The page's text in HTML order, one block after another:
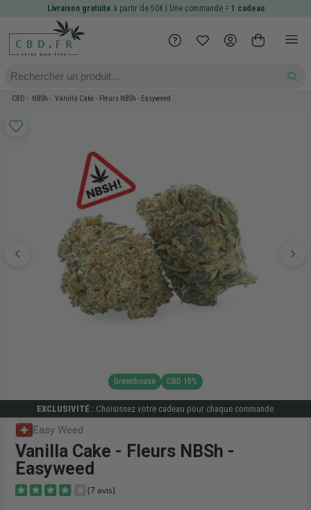
Livraison gratuite à partir de 50€ | Une commande = 1 cadeau
CBD NBSh Vanilla Cake - Fleurs NBSh - Easyweed
Greenhouse CBD 10%
EXCLUSIVITÉ : Choisissez votre cadeau pour chaque commande
Easy Weed
Vanilla Cake - Fleurs NBSh -
Easyweed